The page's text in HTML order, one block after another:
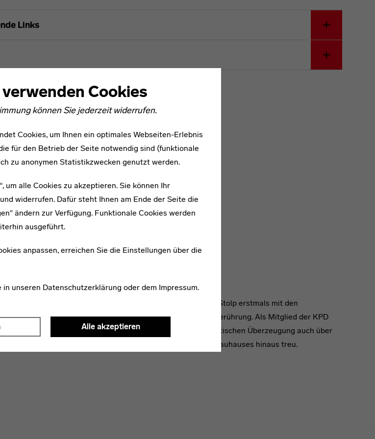
Cookies
können Sie jederzeit widerrufen.
Cookies, um Ihnen ein optimales Webseiten-Erlebnis
für den Betrieb der Seite notwendig sind (funktionale
zu anonymen Statistikzwecken genutzt werden.
um alle Cookies zu akzeptieren. Sie können Ihr
widerrufen. Dafür steht Ihnen am Ende der Seite die
ändern zur Verfügung. Funktionale Cookies werden
ausgeführt.
anpassen, erreichen Sie die Einstellungen über die
in unseren Datenschutzerklärung oder dem Impressum.
Alle akzeptieren
Berndt
Links
ARTIKEL ZUM THEMA
Am Bauhaus kam Stolp erstmals mit den
Kommunisten in Berührung. Als Mitglied der KPD
blieb er seiner politischen Überzeugung auch über
die Grenzen des Bauhauses hinaus treu.